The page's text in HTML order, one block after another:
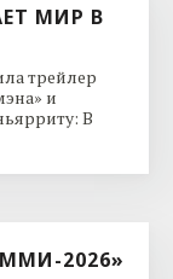
МИР В
трейлер
и
В
2026»